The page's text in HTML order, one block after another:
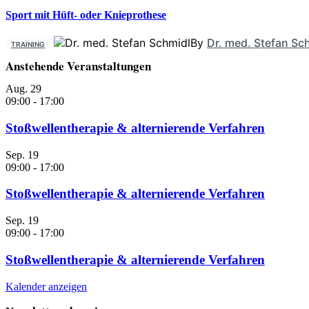
Sport mit Hüft- oder Knieprothese
TRAINING By Dr. med. Stefan
Anstehende Veranstaltungen
Aug. 29
09:00 - 17:00
Stoßwellentherapie & alternierende Verfahren
Sep. 19
09:00 - 17:00
Stoßwellentherapie & alternierende Verfahren
Sep. 19
09:00 - 17:00
Stoßwellentherapie & alternierende Verfahren
Kalender anzeigen